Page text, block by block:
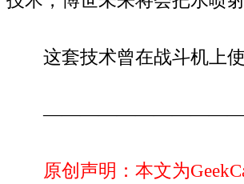
这套技术曾在战斗机上使
原创声明： 本文为